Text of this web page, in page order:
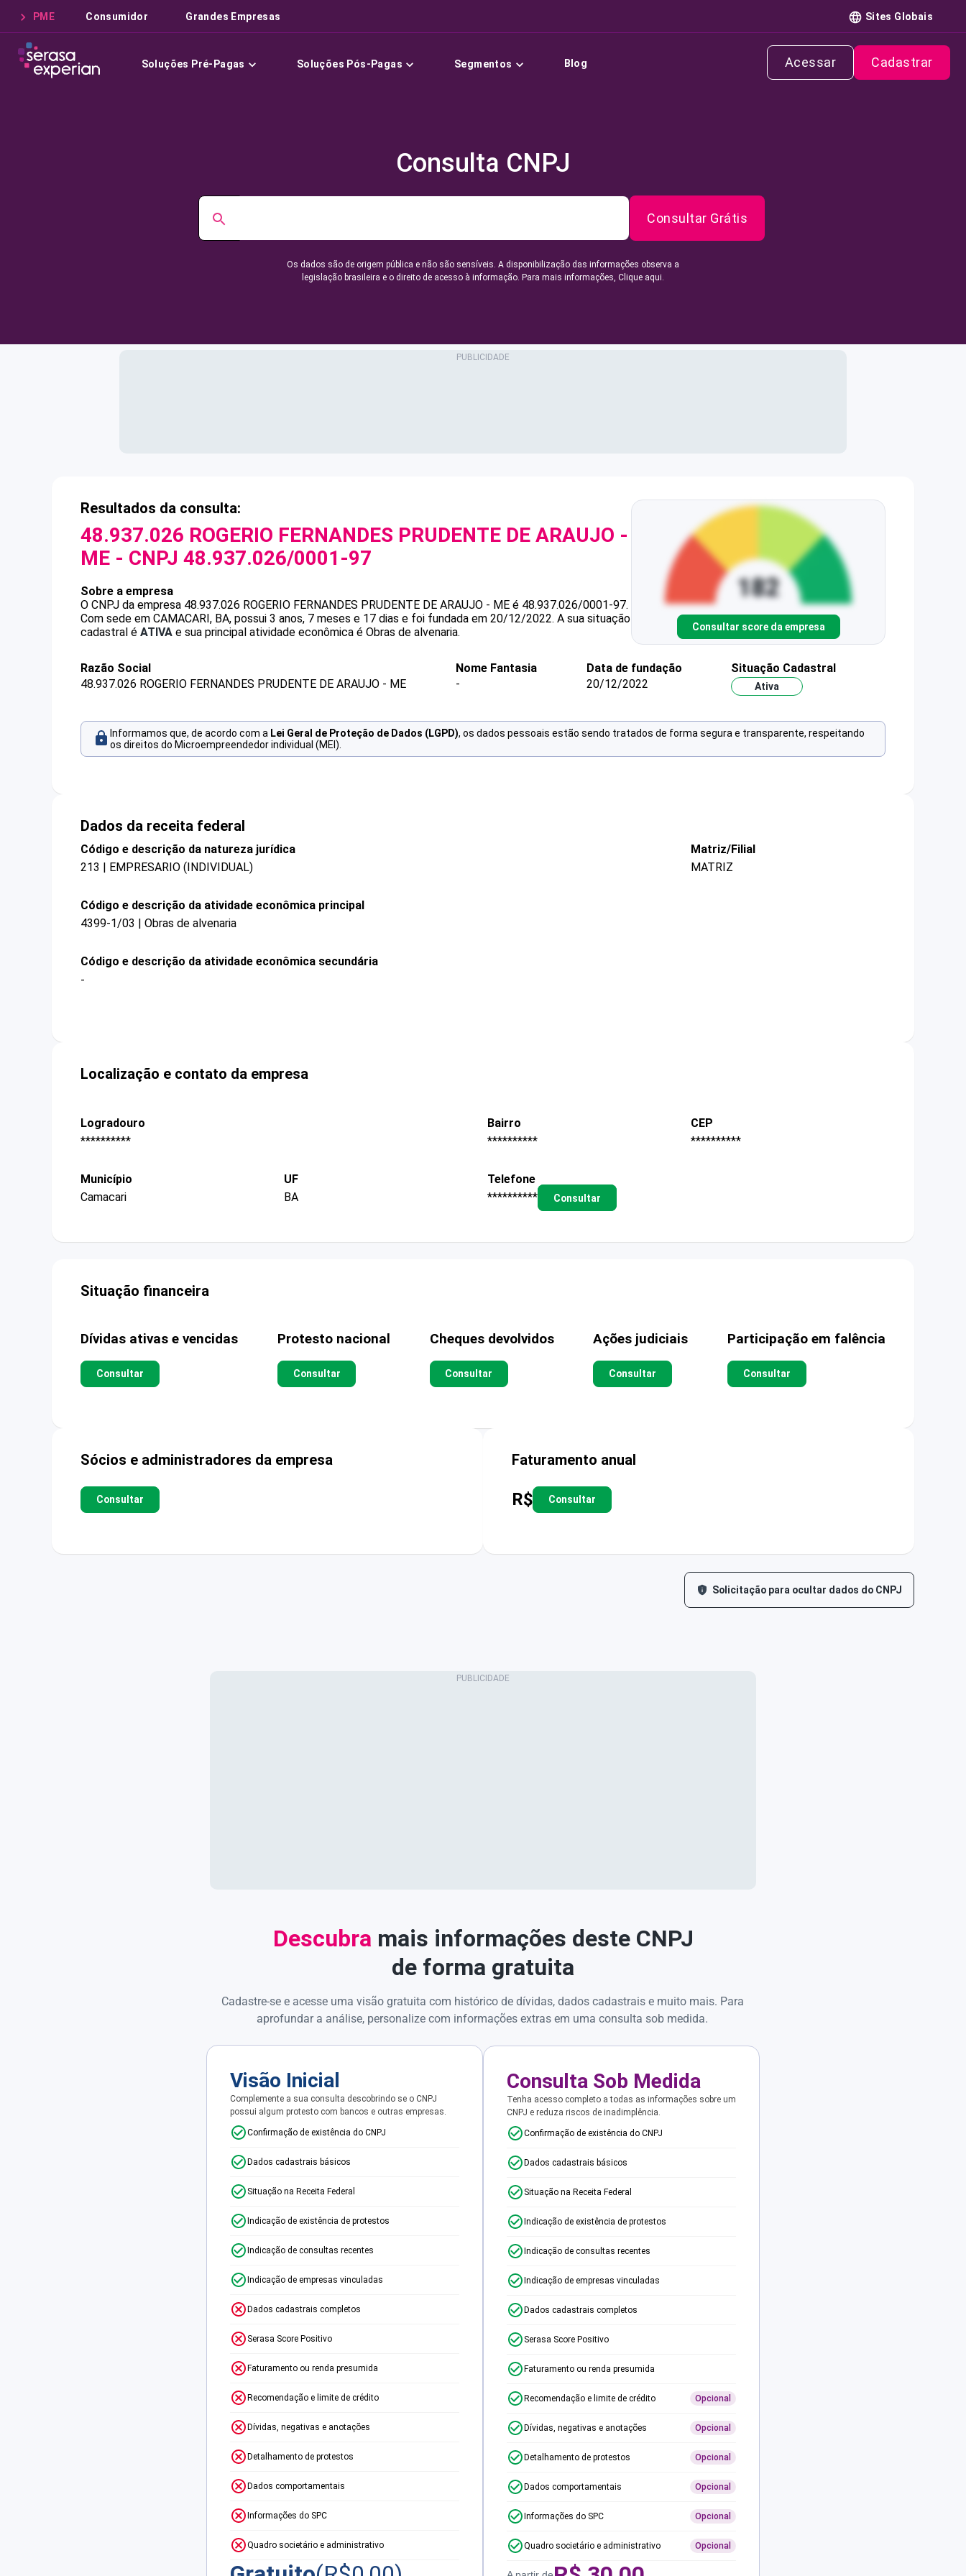
PME Consumidor Grandes Empresas Sites Globais
Soluções Pré-Pagas Soluções Pós-Pagas Segmentos Blog Acessar Cadastrar
Consulta CNPJ
Consultar Grátis
Os dados são de origem pública e não são sensíveis. A disponibilização das informações observa a
legislação brasileira e o direito de acesso à informação. Para mais informações, Clique aqui.
Resultados da consulta:
48.937.026 ROGERIO FERNANDES PRUDENTE DE ARAUJO -
ME - CNPJ 48.937.026/0001-97
Sobre a empresa
O CNPJ da empresa 48.937.026 ROGERIO FERNANDES PRUDENTE DE ARAUJO - ME é 48.937.026/0001-97.
Com sede em CAMACARI, BA, possui 3 anos, 7 meses e 17 dias e foi fundada em 20/12/2022. A sua situação
cadastral é ATIVA e sua principal atividade econômica é Obras de alvenaria. Consultar score da empresa
Razão Social
48.937.026 ROGERIO FERNANDES PRUDENTE DE ARAUJO - ME
Nome Fantasia
-
Data de fundação
20/12/2022
Situação Cadastral
Ativa
Informamos que, de acordo com a Lei Geral de Proteção de Dados (LGPD), os dados pessoais estão sendo tratados de forma segura e transparente, respeitando
os direitos do Microempreendedor individual (MEI).
Dados da receita federal
Código e descrição da natureza jurídica
213 | EMPRESARIO (INDIVIDUAL)
Matriz/Filial
MATRIZ
Código e descrição da atividade econômica principal
4399-1/03 | Obras de alvenaria
Código e descrição da atividade econômica secundária
-
Localização e contato da empresa
Logradouro
**********
Bairro
**********
CEP
**********
Município
Camacari
UF
BA
Telefone
**********
Consultar
Situação financeira
Dívidas ativas e vencidas
Consultar
Protesto nacional
Consultar
Cheques devolvidos
Consultar
Ações judiciais
Consultar
Participação em falência
Consultar
Sócios e administradores da empresa
Consultar
Faturamento anual
R$ Consultar
Solicitação para ocultar dados do CNPJ
Descubra mais informações deste CNPJ
de forma gratuita
Cadastre-se e acesse uma visão gratuita com histórico de dívidas, dados cadastrais e muito mais. Para
aprofundar a análise, personalize com informações extras em uma consulta sob medida.
Visão Inicial
Complemente a sua consulta descobrindo se o CNPJ
possui algum protesto com bancos e outras empresas.
Confirmação de existência do CNPJ
Dados cadastrais básicos
Situação na Receita Federal
Indicação de existência de protestos
Indicação de consultas recentes
Indicação de empresas vinculadas
Dados cadastrais completos
Serasa Score Positivo
Faturamento ou renda presumida
Recomendação e limite de crédito
Dívidas, negativas e anotações
Detalhamento de protestos
Dados comportamentais
Informações do SPC
Quadro societário e administrativo
Consulta Sob Medida
Tenha acesso completo a todas as informações sobre um
CNPJ e reduza riscos de inadimplência.
Confirmação de existência do CNPJ
Dados cadastrais básicos
Situação na Receita Federal
Indicação de existência de protestos
Indicação de consultas recentes
Indicação de empresas vinculadas
Dados cadastrais completos
Serasa Score Positivo
Faturamento ou renda presumida
Recomendação e limite de crédito Opcional
Dívidas, negativas e anotações Opcional
Detalhamento de protestos Opcional
Dados comportamentais Opcional
Informações do SPC Opcional
Quadro societário e administrativo Opcional